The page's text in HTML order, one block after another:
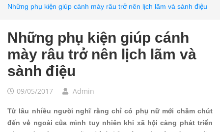
Những phụ kiện giúp cánh mày râu trở nên lịch lãm và sành điệu
Những phụ kiện giúp cánh
mày râu trở nên lịch lãm và
sành điệu
09/05/2017 Admin
Từ lâu nhiều người nghĩ rằng chỉ có phụ nữ mới chăm chút
đến vẻ ngoài của mình tuy nhiên khi xã hội càng phát triển